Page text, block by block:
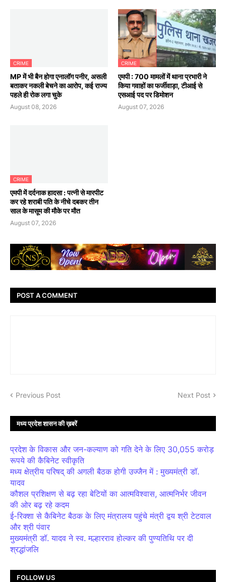
CRIME
MP में भी बैन होगा एनालॉग पनीर, असली
बताकर नकली बेचने का आरोप, कई राज्य
पहले ही रोक लगा चुके
August 08, 2026
CRIME
एमपी : 700 मामलों में थाना प्रभारी ने
किया गवाहों का फर्जीवाड़ा, टीआई से
एसआई पद पर डिमोशन
August 07, 2026
CRIME
एमपी में दर्दनाक हादसा : पत्नी से मारपीट
कर रहे शराबी पति के नीचे दबकर तीन
साल के मासूम की मौके पर मौत
August 07, 2026
POST A COMMENT
Previous Post Next Post
मध्य प्रदेश शासन की ख़बरें
प्रदेश के विकास और जन-कल्याण को गति देने के लिए 30,055 करोड़
रूपये की कैबिनेट स्वीकृति
मध्य क्षेत्रीय परिषद् की अगली बैठक होगी उज्जैन में : मुख्यमंत्री डॉ.
यादव
कौशल प्रशिक्षण से बढ़ रहा बेटियों का आत्मविश्वास, आत्मनिर्भर जीवन
की ओर बढ़ रहे कदम
ई-रिक्शा से कैबिनेट बैठक के लिए मंत्रालय पहुंचे मंत्री द्वय श्री टेटवाल
और श्री पंवार
मुख्यमंत्री डॉ. यादव ने स्व. मल्हारराव होल्कर की पुण्यतिथि पर दी
श्रद्धांजलि
FOLLOW US